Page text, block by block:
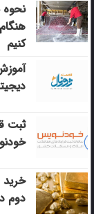
نحوه
کنیم
ثبت
دوم